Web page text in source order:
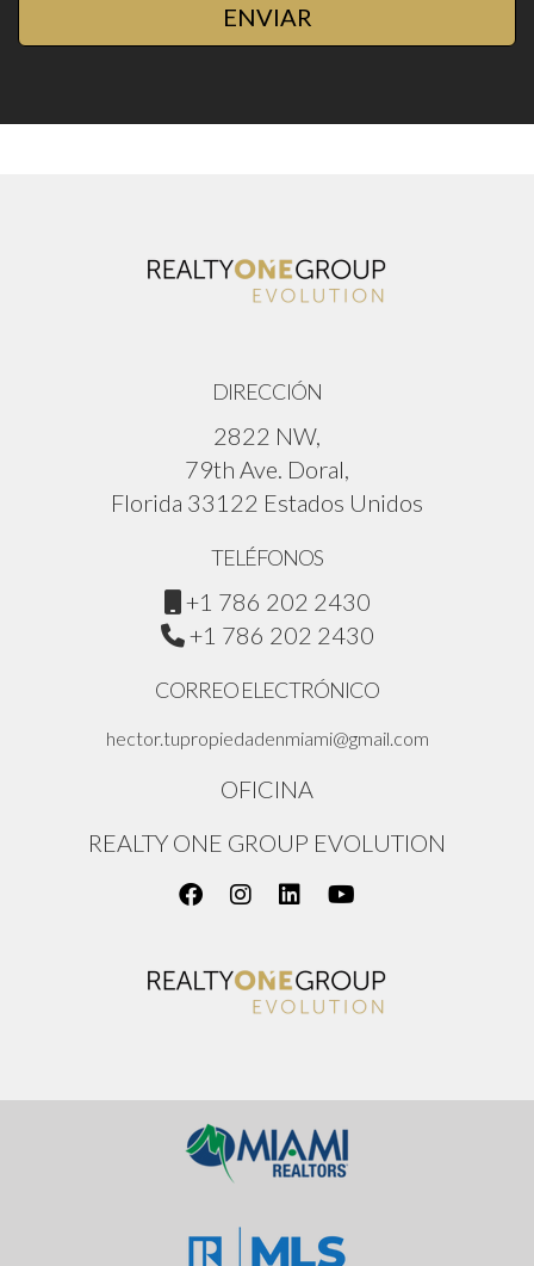
ENVIAR
DIRECCIÓN
2822 NW,
79th Ave. Doral,
Florida 33122 Estados Unidos
TELÉFONOS
+1 786 202 2430
+1 786 202 2430
CORREO ELECTRÓNICO
hector.tupropiedadenmiami@gmail.com
OFICINA
REALTY ONE GROUP EVOLUTION